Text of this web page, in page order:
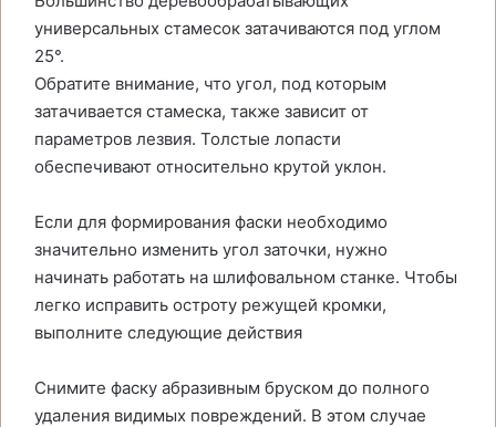
универсальных стамесок затачиваются под углом
25°.
Обратите внимание, что угол, под которым
затачивается стамеска, также зависит от
параметров лезвия. Толстые лопасти
обеспечивают относительно крутой уклон.
Если для формирования фаски необходимо
значительно изменить угол заточки, нужно
начинать работать на шлифовальном станке. Чтобы
легко исправить остроту режущей кромки,
выполните следующие действия
Снимите фаску абразивным бруском до полного
удаления видимых повреждений. В этом случае